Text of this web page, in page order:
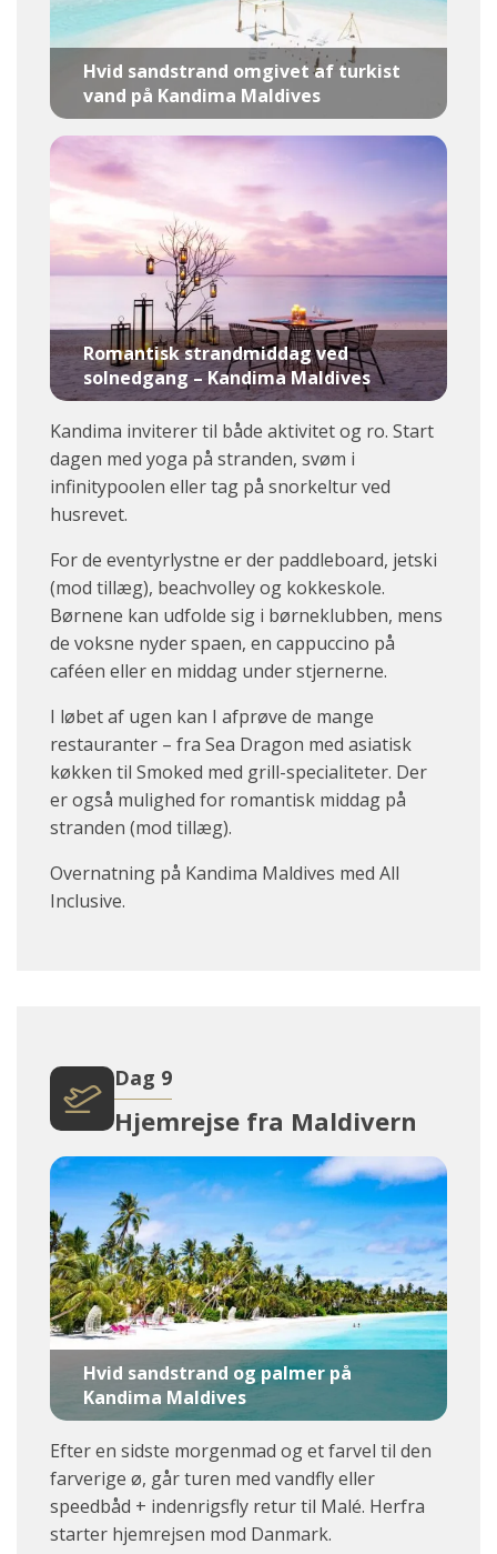
Hvid sandstrand omgivet af turkist
vand på Kandima Maldives
Romantisk strandmiddag ved
solnedgang – Kandima Maldives
Kandima inviterer til både aktivitet og ro. Start
dagen med yoga på stranden, svøm i
infinitypoolen eller tag på snorkeltur ved
husrevet.
For de eventyrlystne er der paddleboard, jetski
(mod tillæg), beachvolley og kokkeskole.
Børnene kan udfolde sig i børneklubben, mens
de voksne nyder spaen, en cappuccino på
caféen eller en middag under stjernerne.
I løbet af ugen kan I afprøve de mange
restauranter – fra Sea Dragon med asiatisk
køkken til Smoked med grill-specialiteter. Der
er også mulighed for romantisk middag på
stranden (mod tillæg).
Overnatning på Kandima Maldives med All
Inclusive.
Dag 9
Hjemrejse fra Maldivern
Hvid sandstrand og palmer på
Kandima Maldives
Efter en sidste morgenmad og et farvel til den
farverige ø, går turen med vandfly eller
speedbåd + indenrigsfly retur til Malé. Herfra
starter hjemrejsen mod Danmark.